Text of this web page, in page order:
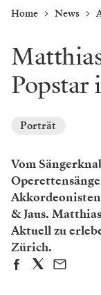
Home News
Popstar
Porträt
Vom
Akkordeonisten
& Jaus.
Aktuell zu
Zürich.